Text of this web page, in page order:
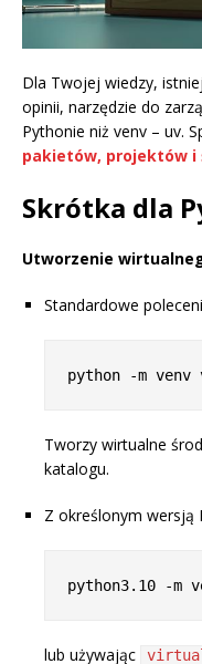
Dla Twojej wiedzy,
opinii, narzędzie do
Pythonie niż venv – uv.
pakietów, projektów i
Skrótka dla
Utworzenie
Standardowe
Tworzy wirtualne
katalogu.
Z określonym wersją
lub używając